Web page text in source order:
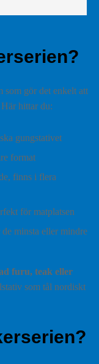
som gör det enkelt att
hittar du:
gungstativet
format
finns i flera
för matplatsen
minsta eller mindre
furu, teak eller
som tål nordiskt